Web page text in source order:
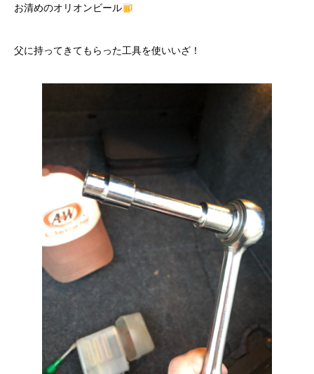
お清めのオリオンビール
父に持ってきてもらった工具を使いいざ！